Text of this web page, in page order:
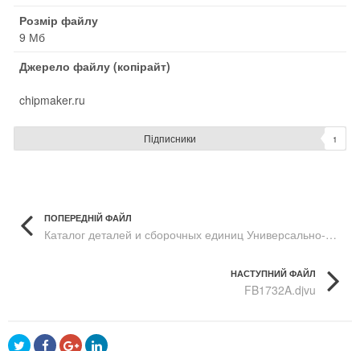
Розмір файлу
9 Мб
Джерело файлу (копірайт)
chipmaker.ru
Підписники 1
ПОПЕРЕДНІЙ ФАЙЛ
Каталог деталей и сборочных единиц Универсально-сборных приспособлений с пазами 8мм УСП-8
НАСТУПНИЙ ФАЙЛ
FB1732A.djvu